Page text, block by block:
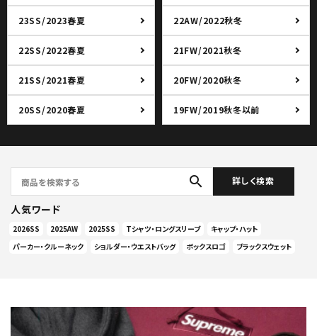
23SS/2023春夏 22AW/2022秋冬
22SS/2022春夏 21FW/2021秋冬
21SS/2021春夏 20FW/2020秋冬
20SS/2020春夏 19FW/2019秋冬以前
search 詳しく検索
人気ワード
2026SS 2025AW 2025SS Tシャツ・ロングスリーブ
キャップ・ハット
パーカー・クルーネック
ショルダー・ウエストバッグ ボックスロゴ ブラックスウェット